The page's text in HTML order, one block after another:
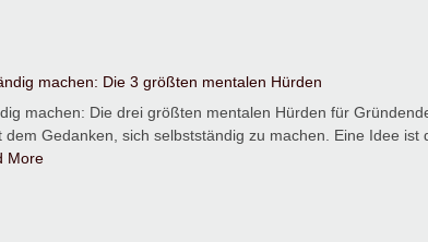
machen: Die 3 größten mentalen Hürden
machen: Die drei größten mentalen Hürden für
dem Gedanken, sich selbstständig zu machen. Eine Idee ist
More